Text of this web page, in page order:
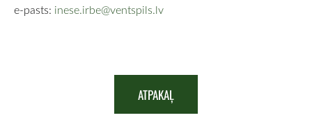
e-pasts: inese.irbe@ventspils.lv
​ATPAKAĻ​